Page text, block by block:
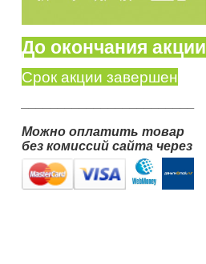
До окончания акции
Срок акции завершен
Можно оплатить товар
без комиссий сайта через